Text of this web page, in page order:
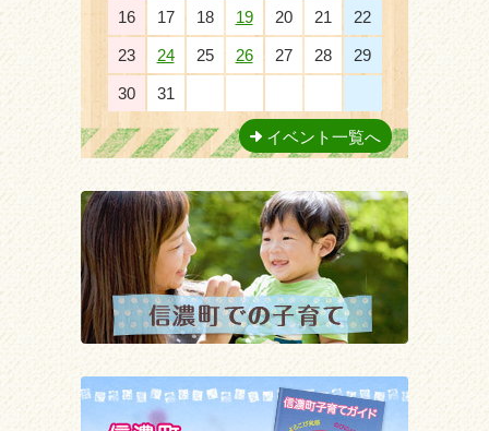
16 17 18 19 20 21 22
23 24 25 26 27 28 29
30 31
イベント一覧へ